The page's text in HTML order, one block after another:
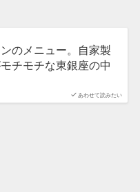
あわせて読みたい
のメニュー。自家製
チモチな東銀座の中